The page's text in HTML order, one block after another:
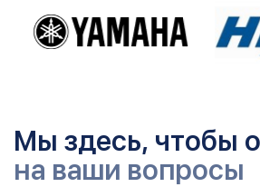
Мы здесь, чтобы
на ваши вопросы